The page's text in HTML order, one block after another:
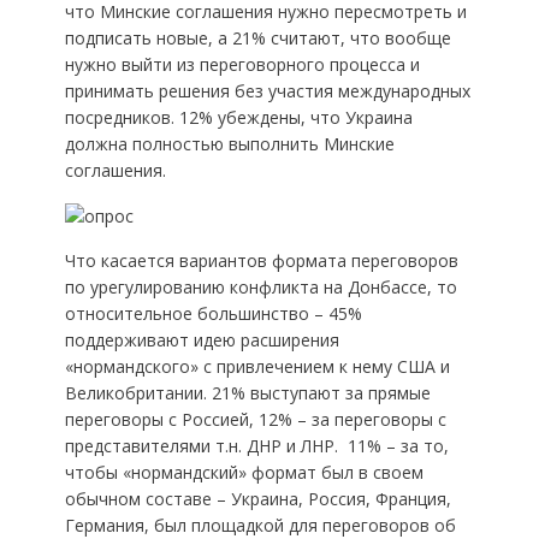
что Минские соглашения нужно пересмотреть и
подписать новые, а 21% считают, что вообще
нужно выйти из переговорного процесса и
принимать решения без участия международных
посредников. 12% убеждены, что Украина
должна полностью выполнить Минские
соглашения.
Что касается вариантов формата переговоров
по урегулированию конфликта на Донбассе, то
относительное большинство – 45%
поддерживают идею расширения
«нормандского» с привлечением к нему США и
Великобритании. 21% выступают за прямые
переговоры с Россией, 12% – за переговоры с
представителями т.н. ДНР и ЛНР. 11% – за то,
чтобы «нормандский» формат был в своем
обычном составе – Украина, Россия, Франция,
Германия, был площадкой для переговоров об